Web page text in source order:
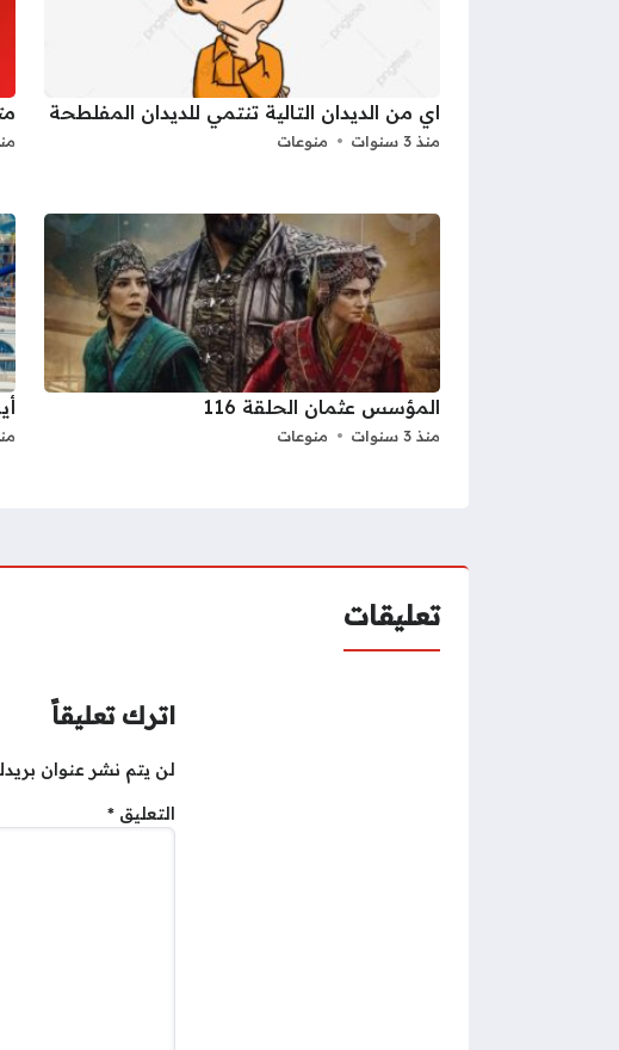
اي من الديدان التالية تنتمي للديدان المفلطحة
منذ 3 سنوات منوعات منذ 3
المؤسس عثمان الحلقة 116
منذ 3 سنوات منوعات منذ 3
تعليقات
اترك تعليقاً
لن يتم نشر عنوان
التعليق *